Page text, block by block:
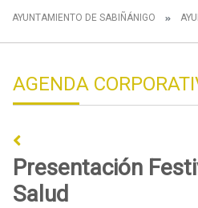
AYUNTAMIENTO DE SABIÑÁNIGO
AGENDA
Presentación
Salud